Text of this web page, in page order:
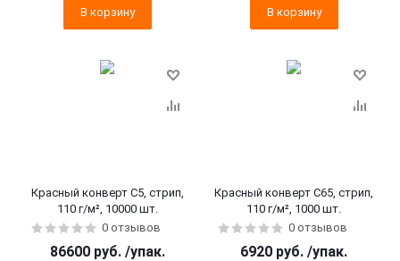
В корзину В корзину
Красный конверт С5, стрип,
110 г/м², 10000 шт.
0 отзывов
86600 руб. /упак.
Красный конверт С65, стрип,
110 г/м², 1000 шт.
0 отзывов
6920 руб. /упак.